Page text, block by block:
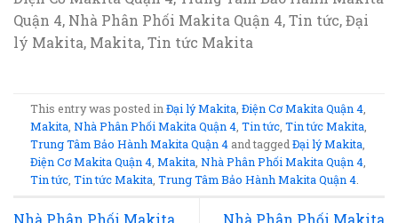
Quận 4, Nhà Phân Phối Makita Quận 4, Tin tức, Đại
lý Makita, Makita, Tin tức Makita
This entry was posted inĐại lý Makita ,Điện Cơ Makita Quận 4
Makita ,Nhà Phân Phối Makita Quận 4 ,Tin tức ,Tin tức Makita
Trung Tâm Bảo Hành Makita Quận 4 and taggedĐại lý Makita
Điện Cơ Makita Quận 4 ,Makita ,Nhà Phân Phối Makita Quận 4
Tin tức ,Tin tức Makita ,Trung Tâm Bảo Hành Makita Quận 4
Nhà Phân Phối Makita
Nhà Phân Phối Makita